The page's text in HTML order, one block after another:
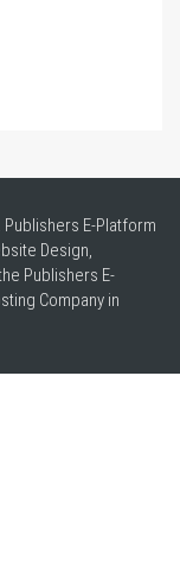
E-Platform
Design,
Publishers E-
Company in